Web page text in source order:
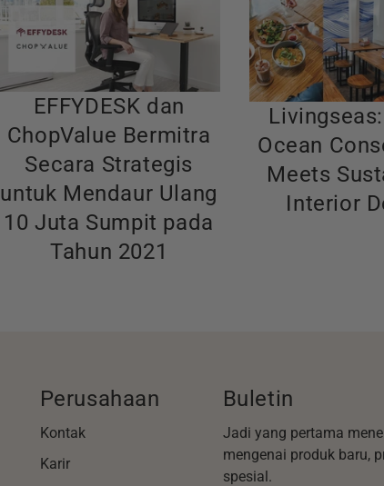
EFFYDESK dan
ChopValue Bermitra
Secara Strategis
untuk Mendaur Ulang
10 Juta Sumpit pada
Tahun 2021
Ocean
Meets
Interior
Perusahaan
Kontak
Karir
Buletin
Jadi yang pertama
mengenai produk baru,
spesial.